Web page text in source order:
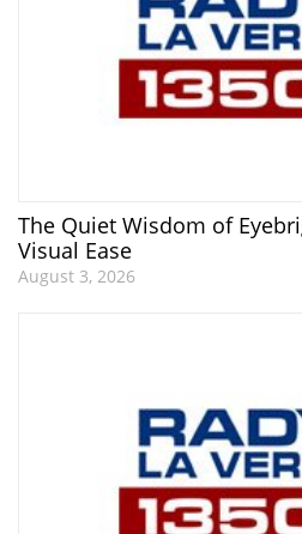
The Quiet Wisdom of
Visual Ease
August 3, 2026